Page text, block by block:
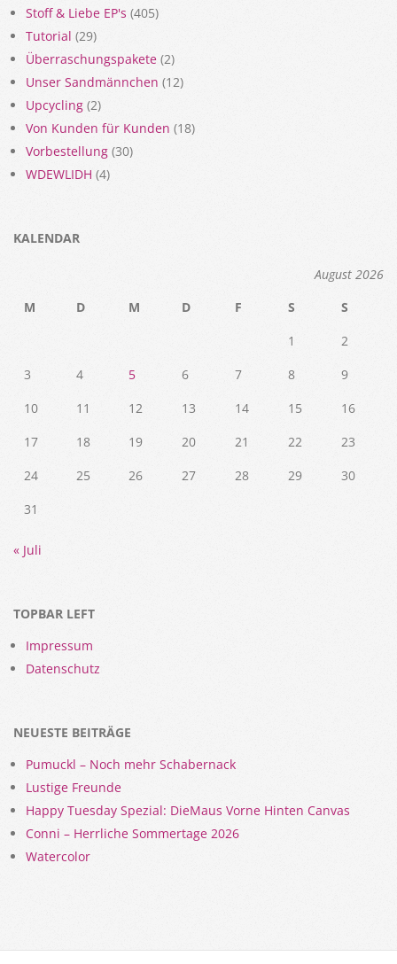
Stoff & Liebe EP's (405)
Tutorial (29)
Überraschungspakete (2)
Unser Sandmännchen (12)
Upcycling (2)
Von Kunden für Kunden (18)
Vorbestellung (30)
WDEWLIDH (4)
KALENDAR
August 2026
M
D M D F S
S
1
2
3
4 5 6 7 8
9
10
11 12 13 14 15
16
17
18 19 20 21 22
23
24
25 26 27 28 29
30
31
« Juli
TOPBAR LEFT
Impressum
Datenschutz
NEUESTE BEITRÄGE
Pumuckl – Noch mehr Schabernack
Lustige Freunde
Happy Tuesday Spezial: DieMaus Vorne Hinten Canvas
Conni – Herrliche Sommertage 2026
Watercolor